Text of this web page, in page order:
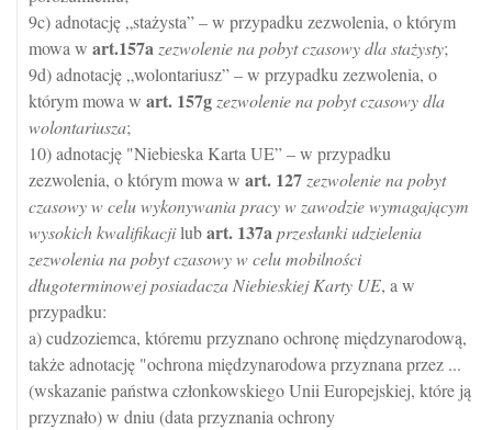
9c) adnotację „stażysta” – w przypadku zezwolenia, o którym
mowa w art.157a zezwolenie na pobyt czasowy dla stażysty;
9d) adnotację „wolontariusz” – w przypadku zezwolenia, o
którym mowa w art. 157g zezwolenie na pobyt czasowy dla
wolontariusza;
10) adnotację "Niebieska Karta UE” – w przypadku
zezwolenia, o którym mowa w art. 127 zezwolenie na pobyt
czasowy w celu wykonywania pracy w zawodzie wymagającym
wysokich kwalifikacjilubart. 137aprzesłanki udzielenia
zezwolenia na pobyt czasowy w celu mobilności
długoterminowej posiadacza Niebieskiej Karty UE, a w
przypadku:
a) cudzoziemca, któremu przyznano ochronę międzynarodową,
także adnotację "ochrona międzynarodowa przyznana przez ...
(wskazanie państwa członkowskiego Unii Europejskiej, które ją
przyznało) w dniu (data przyznania ochrony